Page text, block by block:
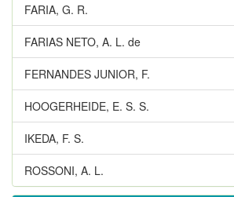
FARIA, G. R.
FARIAS NETO, A. L. de
FERNANDES JUNIOR, F.
HOOGERHEIDE, E. S. S.
IKEDA, F. S.
ROSSONI, A. L.